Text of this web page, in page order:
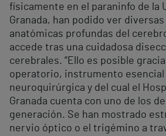
físicamente en el paraninfo de la
Granada, han podido ver
anatómicas profundas del
accede tras una cuidadosa
cerebrales. “Ello es posible
operatorio, instrumento esencial
neuroquirúrgica y del cual el
Granada cuenta con uno de los
generación. Se han mostrado
nervio óptico o el trigémino a